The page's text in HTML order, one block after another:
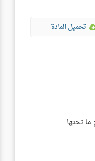
تحميل المادة
تحتها.